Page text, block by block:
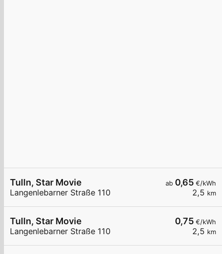
ab 0,65 €/kWh
2,5 km
Tulln, Star Movie
Langenlebarner Straße 110
0,75 €/kWh
2,5 km
Tulln, Star Movie
Langenlebarner Straße 110